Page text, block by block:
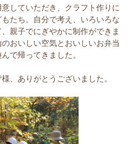
していただき、クラフト作りに
たち。自分で考え、いろいろな
親子でにぎやかに制作ができま
おいしい空気とおいしいお弁当
で帰ってきました。
、ありがとうございました。